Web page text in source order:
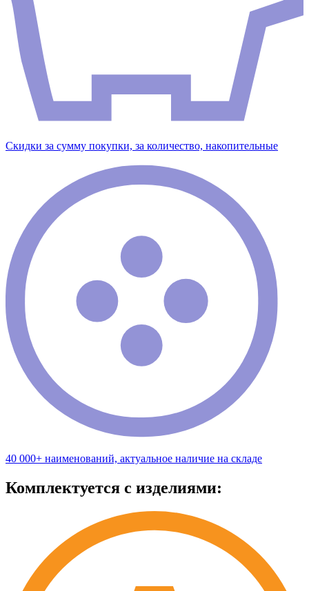
Скидки за сумму покупки, за количество, накопительные
40 000+ наименований, актуальное наличие на складе
Комплектуется с изделиями: